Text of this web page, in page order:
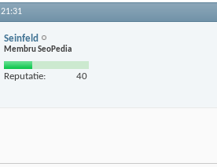
21:31
Seinfeld
Membru SeoPedia
Reputatie: 40